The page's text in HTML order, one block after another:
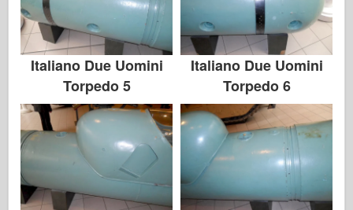
Italiano Due Uomini
Torpedo 5
Italiano Due Uomini
Torpedo 6